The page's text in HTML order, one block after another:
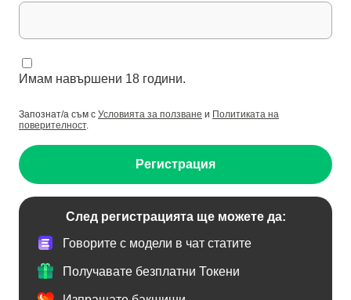
Имам навършени 18 години.
Запознат/а съм с Условията за ползване и Политиката на
поверителност.
Регистрация
След регистрацията ще можете да:
Говорите с модели в чат статите
Получавате безплатни Токени